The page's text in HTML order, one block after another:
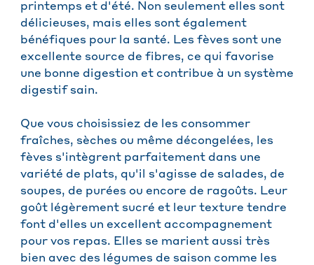
printemps et d'été. Non seulement elles sont
délicieuses, mais elles sont également
bénéfiques pour la santé. Les fèves sont une
excellente source de fibres, ce qui favorise
une bonne digestion et contribue à un système
digestif sain.
Que vous choisissiez de les consommer
fraîches, sèches ou même décongelées, les
fèves s'intègrent parfaitement dans une
variété de plats, qu'il s'agisse de salades, de
soupes, de purées ou encore de ragoûts. Leur
goût légèrement sucré et leur texture tendre
font d'elles un excellent accompagnement
pour vos repas. Elles se marient aussi très
bien avec des légumes de saison comme les